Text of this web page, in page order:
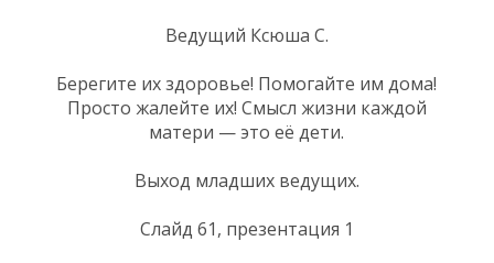
Ведущий Ксюша С.
Берегите их здоровье! Помогайте им дома!
Просто жалейте их! Смысл жизни каждой
матери — это её дети.
Выход младших ведущих.
Слайд 61, презентация 1